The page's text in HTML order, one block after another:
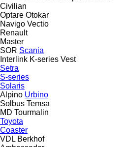
Civilian
Optare Otokar
Navigo Vectio
Renault
Master
SOR Scania
Interlink K-series Vest
Setra
S-series
Solaris
Alpino Urbino
Solbus Temsa
MD Tourmalin
Toyota
Coaster
VDL Berkhof